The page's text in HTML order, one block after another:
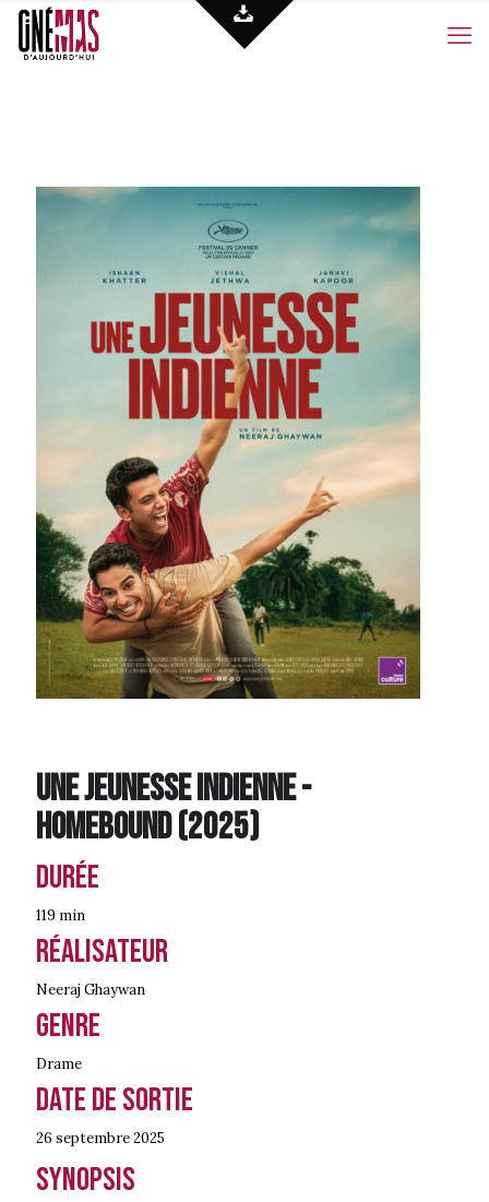
Une jeunesse indienne -
Homebound(2025)
Durée
119 min
Réalisateur
Neeraj Ghaywan
Genre
Drame
Date de sortie
26 septembre2025
Synopsis